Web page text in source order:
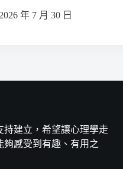
2026 年 7 月 30 日
持建立，希望讓心理學走
感受到有趣、有用之